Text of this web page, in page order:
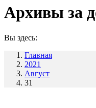
Архивы за
Вы здесь:
Главная
2021
Август
31